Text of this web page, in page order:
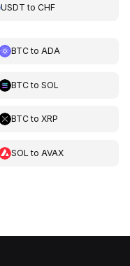
USDT toCHF
BTCto ADA
BTCto SOL
BTCto XRP
SOL to AVAX